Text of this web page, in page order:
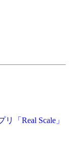
「Real Scale」